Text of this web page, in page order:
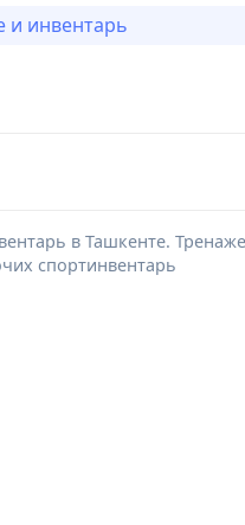
и инвентарь
в Ташкенте.
спортинвентарь